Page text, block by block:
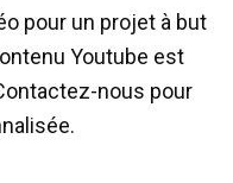
pour un projet à but
Youtube est
nous pour